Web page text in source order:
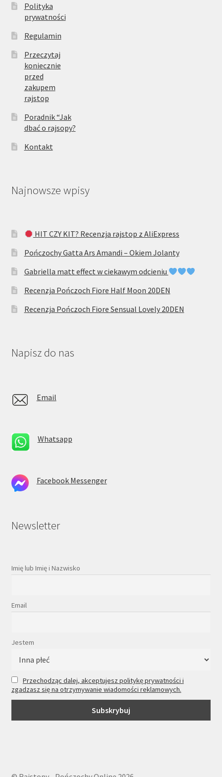
Polityka
prywatności
Regulamin
Przeczytaj
koniecznie
przed
zakupem
rajstop
Poradnik “Jak
dbać o rajsopy?
Kontakt
Najnowsze wpisy
HIT CZY KIT? Recenzja rajstop z AliExpress
Pończochy Gatta Ars Amandi – Okiem Jolanty
Gabriella matt effect w ciekawym odcieniu
Recenzja Pończoch Fiore Half Moon 20DEN
Recenzja Pończoch Fiore Sensual Lovely 20DEN
Napisz do nas
Email
Whatsapp
Facebook Messenger
Newsletter
Imię lub Imię i Nazwisko
Email
Jestem
Przechodząc dalej, akceptujesz politykę prywatności i
zgadzasz się na otrzymywanie wiadomości reklamowych.